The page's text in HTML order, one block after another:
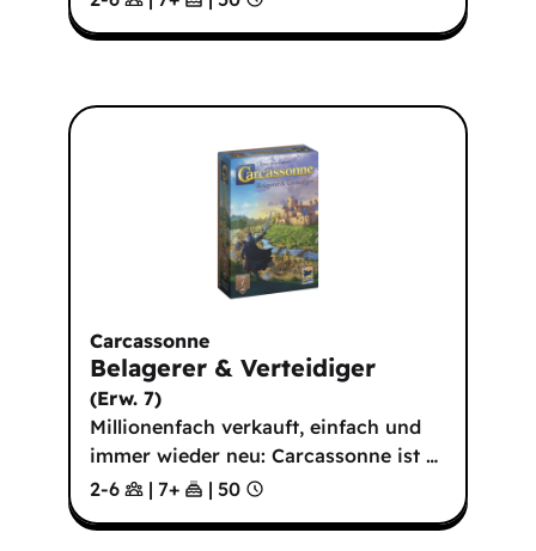
Carcassonne
Belagerer & Verteidiger
(Erw. 7)
Millionenfach verkauft, einfach und
immer wieder neu: Carcassonne ist …
2-6
| 7+ | 50